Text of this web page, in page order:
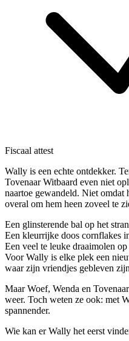
Fiscaal attest
Wally is een echte ontdekker.
Tovenaar Witbaard even niet
naartoe gewandeld. Niet
overal om hem heen zoveel te
Een glinsterende bal op het
Een kleurrijke doos cornflakes
Een veel te leuke draaimolen
Voor Wally is elke plek een
waar zijn vriendjes gebleven
Maar Woef, Wenda en
weer. Toch weten ze ook: met
spannender.
Wie kan er Wally het eerst